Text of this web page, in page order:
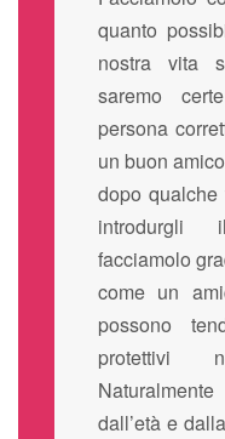
quanto
nostra vita
saremo
persona
un buon
dopo
introdurgli
facciamolo
come un
possono
protettivi
dall’età e